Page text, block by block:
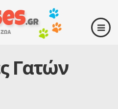
Γατών